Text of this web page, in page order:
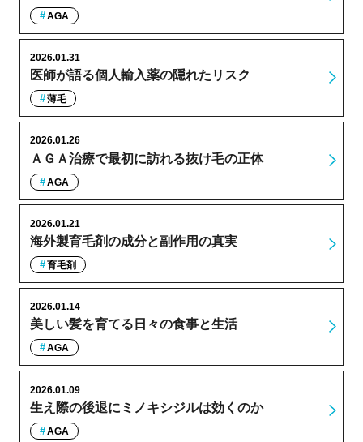
AGA
医師が語る個人輸入薬の隠れたリスク
2026.01.31
薄毛
ＡＧＡ治療で最初に訪れる抜け毛の正体
2026.01.26
AGA
海外製育毛剤の成分と副作用の真実
2026.01.21
育毛剤
美しい髪を育てる日々の食事と生活
2026.01.14
AGA
生え際の後退にミノキシジルは効くのか
2026.01.09
AGA